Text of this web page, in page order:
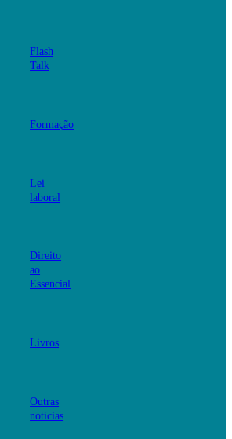
Flash
Talk
Formação
Lei
laboral
Direito
ao
Essencial
Livros
Outras
notícias